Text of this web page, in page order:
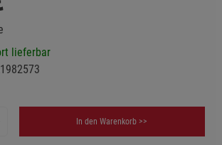
lieferbar
In den Warenkorb >>